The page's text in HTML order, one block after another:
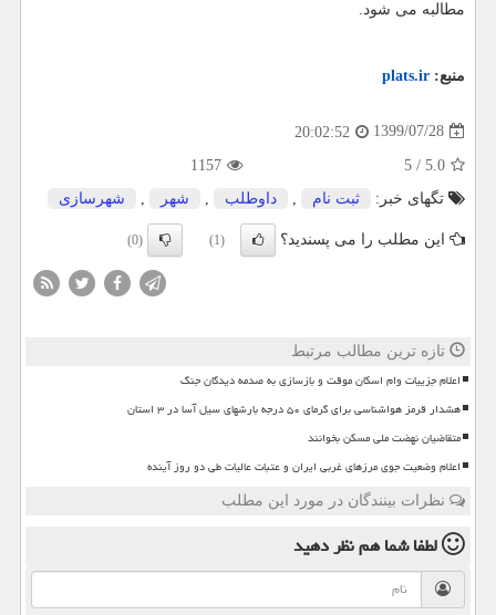
مطالبه می شود.
منبع: plats.ir
1399/07/28
20:02:52
5.0
/
5
1157
تگهای خبر:
ثبت نام داوطلب شهر شهرسازی
این مطلب را می پسندید؟ (1)
(0)
تازه ترین مطالب مرتبط
اعلام جزییات وام اسکان موقت و بازسازی به صدمه دیدگان جنگ
هشدار قرمز هواشناسی برای گرمای ۵۰ درجه بارشهای سیل آسا در ۳ استان
متقاضیان نهضت ملی مسکن بخوانند
اعلام وضعیت جوی مرزهای غربی ایران و عتبات عالیات طی دو روز آینده
نظرات بینندگان در مورد این مطلب
لطفا شما همنظر دهید